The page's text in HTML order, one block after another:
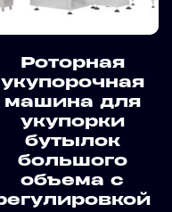
Роторная
укупорочная
машина для
укупорки
бутылок
большого
объема с